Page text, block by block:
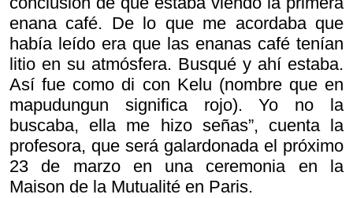
enana café. De lo que me acordaba que
había leído era que las enanas café tenían
litio en su atmósfera. Busqué y ahí estaba.
Así fue como di con Kelu (nombre que en
mapudungun significa rojo). Yo no la
buscaba, ella me hizo señas”, cuenta la
profesora, que será galardonada el próximo
23 de marzo en una ceremonia en la
Maison de la Mutualité en Paris.